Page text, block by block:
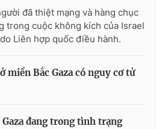
đã thiệt mạng và hàng chục
trong cuộc không kích của Israel
Liên hợp quốc điều hành.
miền Bắc Gaza có nguy cơ tử
Gaza đang trong tình trạng